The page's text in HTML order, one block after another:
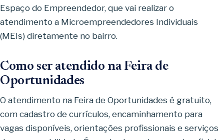
Espaço do Empreendedor, que vai realizar o
atendimento a Microempreendedores Individuais
(MEIs) diretamente no bairro.
Como ser atendido na Feira de
Oportunidades
O atendimento na Feira de Oportunidades é gratuito,
com cadastro de currículos, encaminhamento para
vagas disponíveis, orientações profissionais e serviços